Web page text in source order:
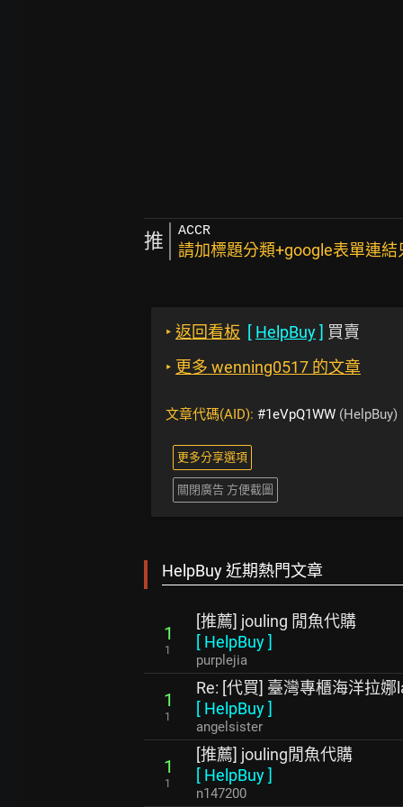
推 ACCR
請加標題分類+google表單連
‣ 返回看板 [ HelpBuy] 買賣
‣ 更多 wenning0517 的文章
文章代碼(AID): #1eVpQ1WW (HelpBuy)
更多分享選項
關閉廣告 方便截圖
HelpBuy 近期熱門文章
1
1
[推薦] jouling 閒魚代購
[ HelpBuy]
purplejia
1
1
Re: [代買] 臺灣專櫃海洋拉
[ HelpBuy]
angelsister
1
1
[推薦] jouling閒魚代購
[ HelpBuy]
n147200